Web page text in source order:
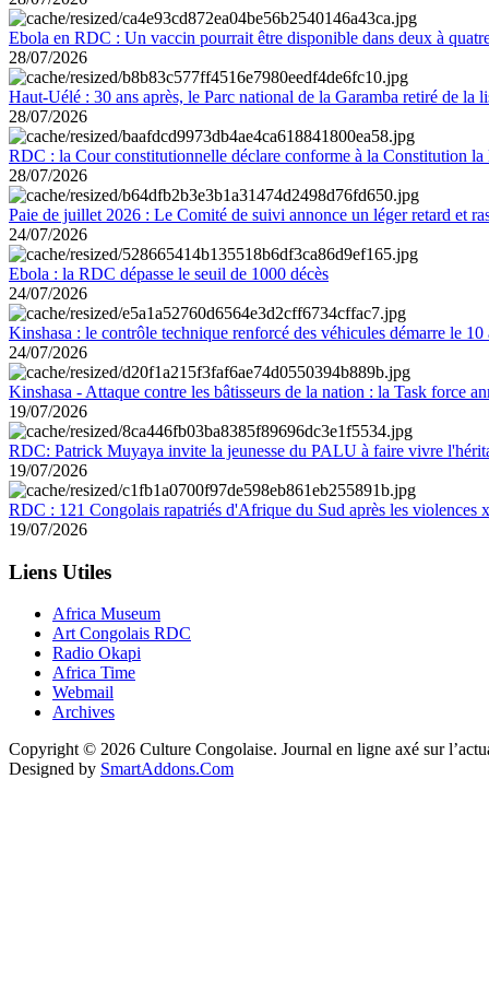
Ebola en RDC : Un vaccin pourrait être disponible dans deux à
28/07/2026
Haut-Uélé : 30 ans après, le Parc national de la Garamba retiré de la
28/07/2026
RDC : la Cour constitutionnelle déclare conforme à la Constitution la
28/07/2026
Paie de juillet 2026 : Le Comité de suivi annonce un léger retard et
24/07/2026
Ebola : la RDC dépasse le seuil de 1000 décès
24/07/2026
Kinshasa : le contrôle technique renforcé des véhicules démarre le 10
24/07/2026
Kinshasa - Attaque contre les bâtisseurs de la nation : la Task force
19/07/2026
RDC: Patrick Muyaya invite la jeunesse du PALU à faire vivre
19/07/2026
RDC : 121 Congolais rapatriés d'Afrique du Sud après les violences
19/07/2026
Liens Utiles
Africa Museum
Art Congolais RDC
Radio Okapi
Africa Time
Webmail
Archives
Copyright © 2026 Culture Congolaise. Journal en ligne axé sur
Designed by SmartAddons.Com